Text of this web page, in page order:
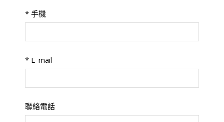
* 手機
* E-mail
聯絡電話